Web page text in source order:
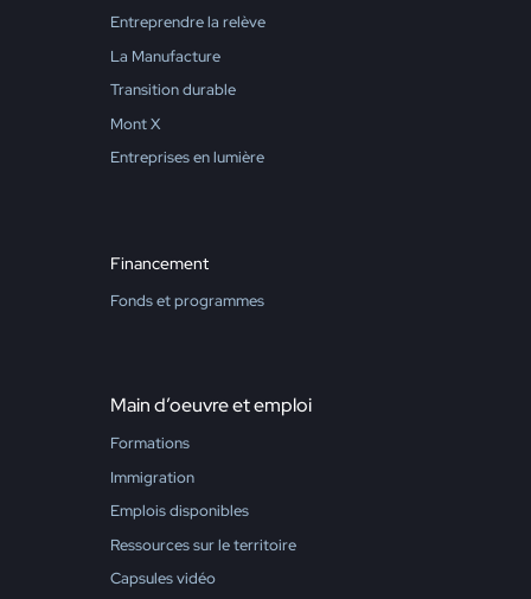
Entreprendre la relève
La Manufacture
Transition durable
Mont X
Entreprises en lumière
Financement
Fonds et programmes
Main d’oeuvre et emploi
Formations
Immigration
Emplois disponibles
Ressources sur le territoire
Capsules vidéo